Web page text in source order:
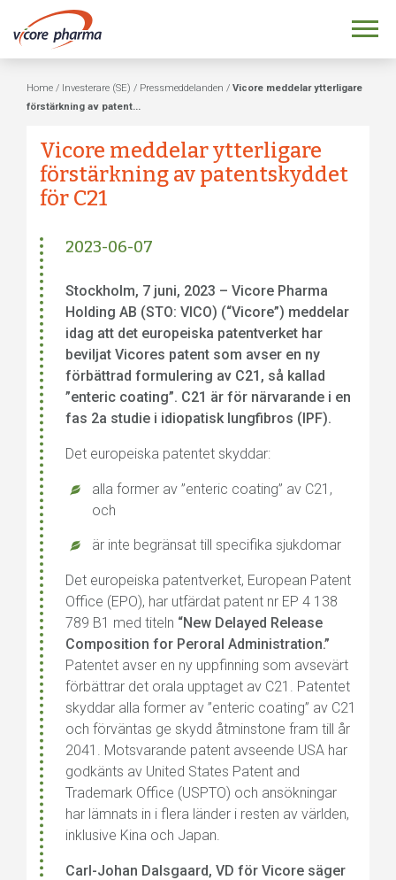
Home / Investerare (SE) / Pressmeddelanden / Vicore meddelar ytterligare
förstärkning av patent...
Vicore meddelar ytterligare
förstärkning av patentskyddet
för C21
2023-06-07
Stockholm, 7 juni, 2023 – Vicore Pharma
Holding AB (STO: VICO) (“Vicore”) meddelar
idag att det europeiska patentverket har
beviljat Vicores patent som avser en ny
förbättrad formulering av C21, så kallad
”enteric coating”. C21 är för närvarande i en
fas 2a studie i idiopatisk lungfibros (IPF).
Det europeiska patentet skyddar:
alla former av ”enteric coating” av C21,
och
är inte begränsat till specifika sjukdomar
Det europeiska patentverket, European Patent
Office (EPO), har utfärdat patent nr EP 4 138
789 B1 med titeln “New Delayed Release
Composition for Peroral Administration.”
Patentet avser en ny uppfinning som avsevärt
förbättrar det orala upptaget av C21. Patentet
skyddar alla former av ”enteric coating” av C21
och förväntas ge skydd åtminstone fram till år
2041. Motsvarande patent avseende USA har
godkänts av United States Patent and
Trademark Office (USPTO) och ansökningar
har lämnats in i flera länder i resten av världen,
inklusive Kina och Japan.
Carl-Johan Dalsgaard, VD för Vicore säger